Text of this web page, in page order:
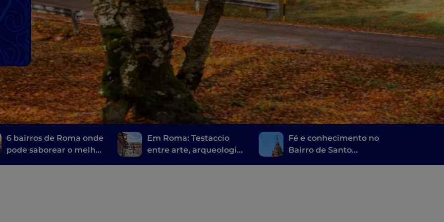
6 bairros de Roma onde
pode saborear o melhor
Em Roma: Testaccio
entre arte, arqueologia
Fé e conhecimento no
Bairro de Santo